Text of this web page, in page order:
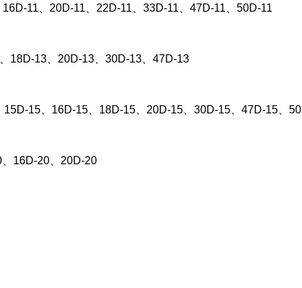
11、20D-11、22D-11、33D-11、47D-11、50D-11
18D-13、20D-13、30D-13、47D-13
15、16D-15、18D-15、20D-15、30D-15、47D-15、
16D-20、20D-20